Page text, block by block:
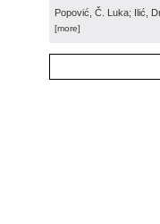
Popović, Č. Luka; Ilić,
[more]